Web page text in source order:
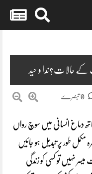
حالات؟نِدا و حید
ساتھ دماغ انسانی میں سوچ رواں
طور پر تبدیل ہو جائیں
میسر نہیں تو کسی کو زندگی